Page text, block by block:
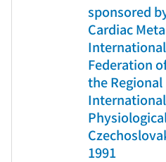
sponsored
Cardiac
Federation
the
1991